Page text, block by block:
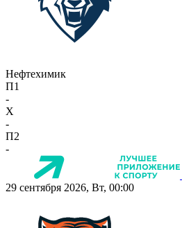
Нефтехимик
П1
-
X
-
П2
-
29 сентября 2026, Вт, 00:00